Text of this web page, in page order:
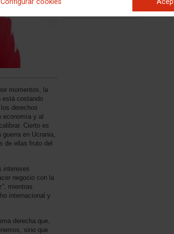
momentos, la
está costando
derechos
economía y al
Cierto es
en Ucrania,
de ellas fruto del
intereses
negocio con la
mientras
internacional y
derecha que,
sino que